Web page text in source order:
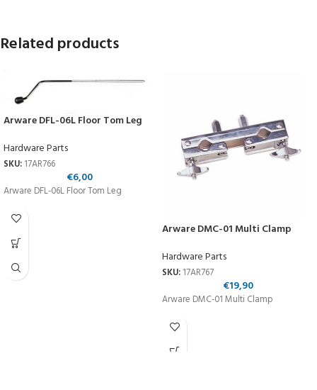
Related products
Arware DFL-06L Floor Tom Leg
Hardware Parts
SKU: 17AR766
€6,00
Arware DFL-06L Floor Tom Leg
Arware DMC-01 Multi Clamp
Hardware Parts
SKU: 17AR767
€19,90
Arware DMC-01 Multi Clamp